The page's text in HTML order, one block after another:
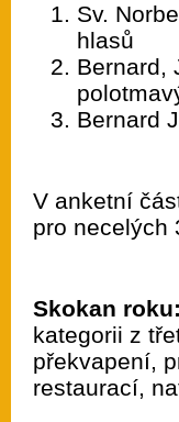
Sv.
hlasů
Bernard,
Bernard
V anketní
pro necelých
Skokan roku:
kategorii z
překvapení,
restaurací,